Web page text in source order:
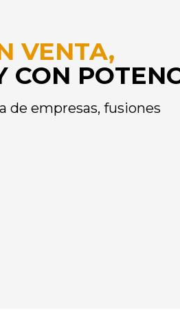
VENTA,
CON
de empresas, fusiones